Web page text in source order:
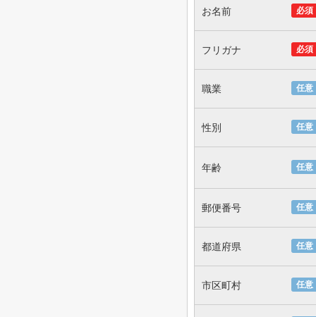
必須
お名前
必須
フリガナ
任意
職業
任意
性別
任意
年齢
任意
郵便番号
任意
都道府県
任意
市区町村